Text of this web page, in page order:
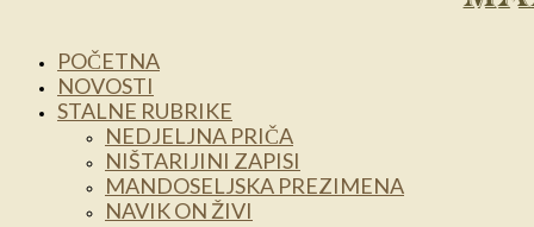
POČETNA
NOVOSTI
STALNE RUBRIKE
NEDJELJNA PRIČA
NIŠTARIJINI ZAPISI
MANDOSELJSKA PREZIMENA
NAVIK ON ŽIVI